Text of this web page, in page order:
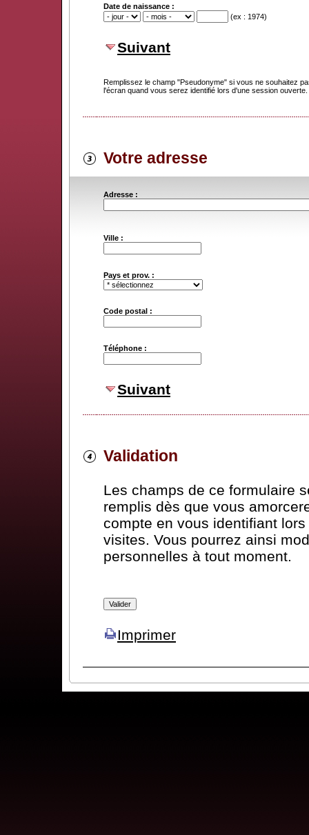
Date de naissance :
(ex : 1974)
Suivant
Remplissez le champ "Pseudonyme" si vous ne souhaitez
l'écran quand vous serez identifié lors d'une session ouverte.
Votre adresse
Adresse :
Ville :
Pays et prov. :
Code postal :
Téléphone :
Suivant
Validation
Les champs de ce formulaire
remplis dès que vous
compte en vous identifiant
visites. Vous pourrez ainsi
personnelles à tout moment.
Imprimer